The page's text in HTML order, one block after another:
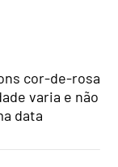
cor-de-rosa
varia e não
data